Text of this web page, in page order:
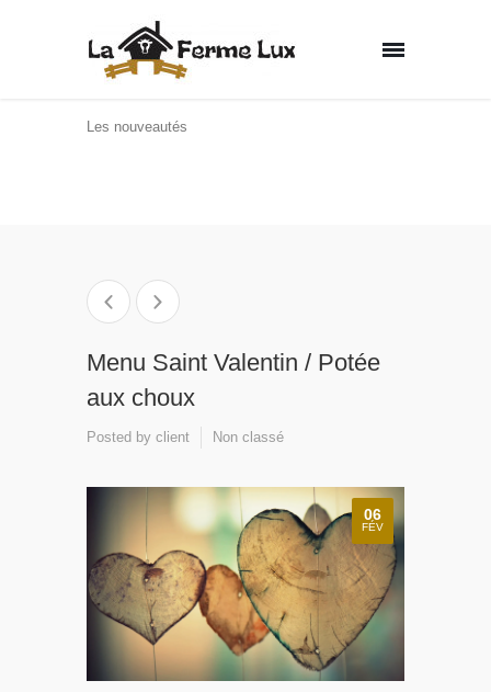
Les nouveautés
Menu Saint Valentin / Potée
aux choux
Posted by client Non classé
06
FÉV